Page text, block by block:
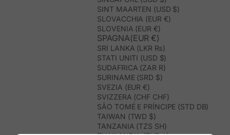
SINT MAARTEN (USD $)
SLOVACCHIA (EUR €)
SLOVENIA (EUR €)
SPAGNA(EUR €)
SRI LANKA (LKR ₨)
STATI UNITI (USD $)
SUDAFRICA (ZAR R)
SURINAME (SRD $)
SVEZIA (EUR €)
SVIZZERA (CHF CHF)
SÃO TOMÉ E PRÍNCIPE (STD DB)
TAIWAN (TWD $)
TANZANIA (TZS SH)